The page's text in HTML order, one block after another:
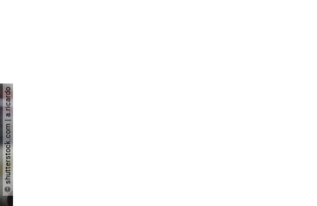
© shutterstock.com | a.ricardo